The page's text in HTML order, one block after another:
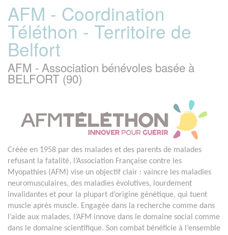
AFM - Coordination
Téléthon - Territoire de
Belfort
AFM - Association bénévoles basée à
BELFORT (90)
Créée en 1958 par des malades et des parents de malades
refusant la fatalité, l’Association Française contre les
Myopathies (AFM) vise un objectif clair : vaincre les maladies
neuromusculaires, des maladies évolutives, lourdement
invalidantes et pour la plupart d’origine génétique, qui tuent
muscle après muscle. Engagée dans la recherche comme dans
l’aide aux malades, l’AFM innove dans le domaine social comme
dans le domaine scientifique. Son combat bénéficie à l’ensemble